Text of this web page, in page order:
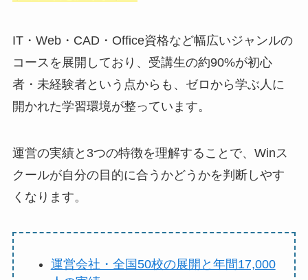
IT・Web・CAD・Office資格など幅広いジャンルの
コースを展開しており、受講生の約90%が初心
者・未経験者という点からも、ゼロから学ぶ人に
開かれた学習環境が整っています。
運営の実績と3つの特徴を理解することで、Winス
クールが自分の目的に合うかどうかを判断しやす
くなります。
運営会社・全国50校の展開と年間17,000